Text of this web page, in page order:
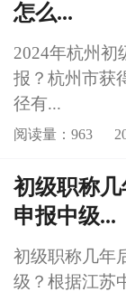
怎么...
2024年杭州初
报？杭州市获
径有...
阅读量：963
初级职称
申报中级...
初级职称几年
级？根据江苏